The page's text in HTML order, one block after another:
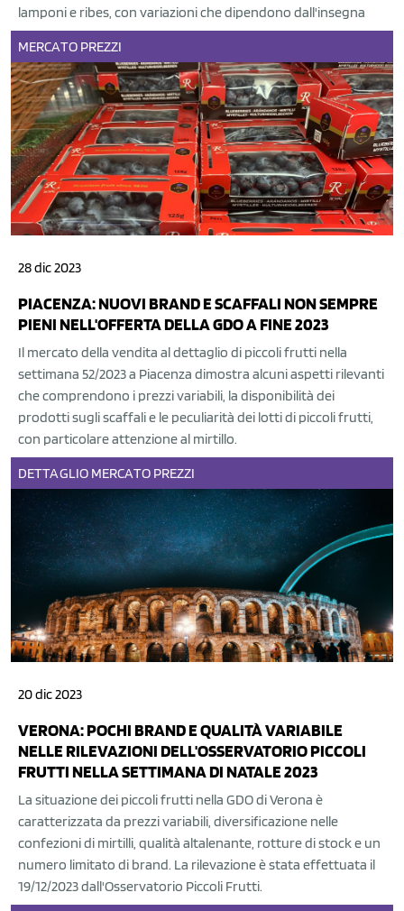
lamponi e ribes, con variazioni che dipendono dall'insegna
MERCATO PREZZI
28 dic 2023
PIACENZA: NUOVI BRAND E SCAFFALI NON SEMPRE
PIENI NELL'OFFERTA DELLA GDO A FINE 2023
Il mercato della vendita al dettaglio di piccoli frutti nella
settimana 52/2023 a Piacenza dimostra alcuni aspetti rilevanti
che comprendono i prezzi variabili, la disponibilità dei
prodotti sugli scaffali e le peculiarità dei lotti di piccoli frutti,
con particolare attenzione al mirtillo.
DETTAGLIO MERCATO PREZZI
20 dic 2023
VERONA: POCHI BRAND E QUALITÀ VARIABILE
NELLE RILEVAZIONI DELL'OSSERVATORIO PICCOLI
FRUTTI NELLA SETTIMANA DI NATALE 2023
La situazione dei piccoli frutti nella GDO di Verona è
caratterizzata da prezzi variabili, diversificazione nelle
confezioni di mirtilli, qualità altalenante, rotture di stock e un
numero limitato di brand. La rilevazione è stata effettuata il
19/12/2023 dall'Osservatorio Piccoli Frutti.